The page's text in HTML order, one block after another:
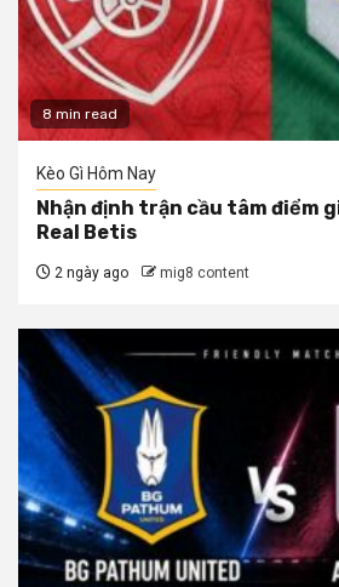
8 min read
Kèo Gì Hôm Nay
Nhận định trận cầu tâm điểm
Real Betis
2 ngày ago mig8 content